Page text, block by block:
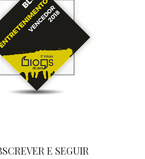
E SEGUIR